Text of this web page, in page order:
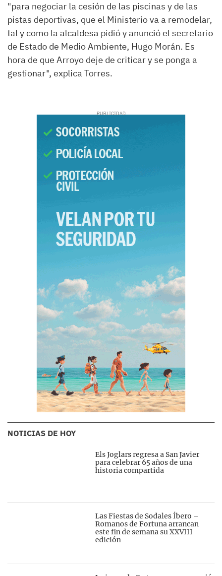
"para negociar la cesión de las piscinas y de las
pistas deportivas, que el Ministerio va a remodelar,
tal y como la alcaldesa pidió y anunció el secretario
de Estado de Medio Ambiente, Hugo Morán. Es
hora de que Arroyo deje de criticar y se ponga a
gestionar", explica Torres.
NOTICIAS DE HOY
Els Joglars regresa a San Javier
para celebrar 65 años de una
historia compartida
Las Fiestas de Sodales Íbero –
Romanos de Fortuna arrancan
este fin de semana su XXVIII
edición